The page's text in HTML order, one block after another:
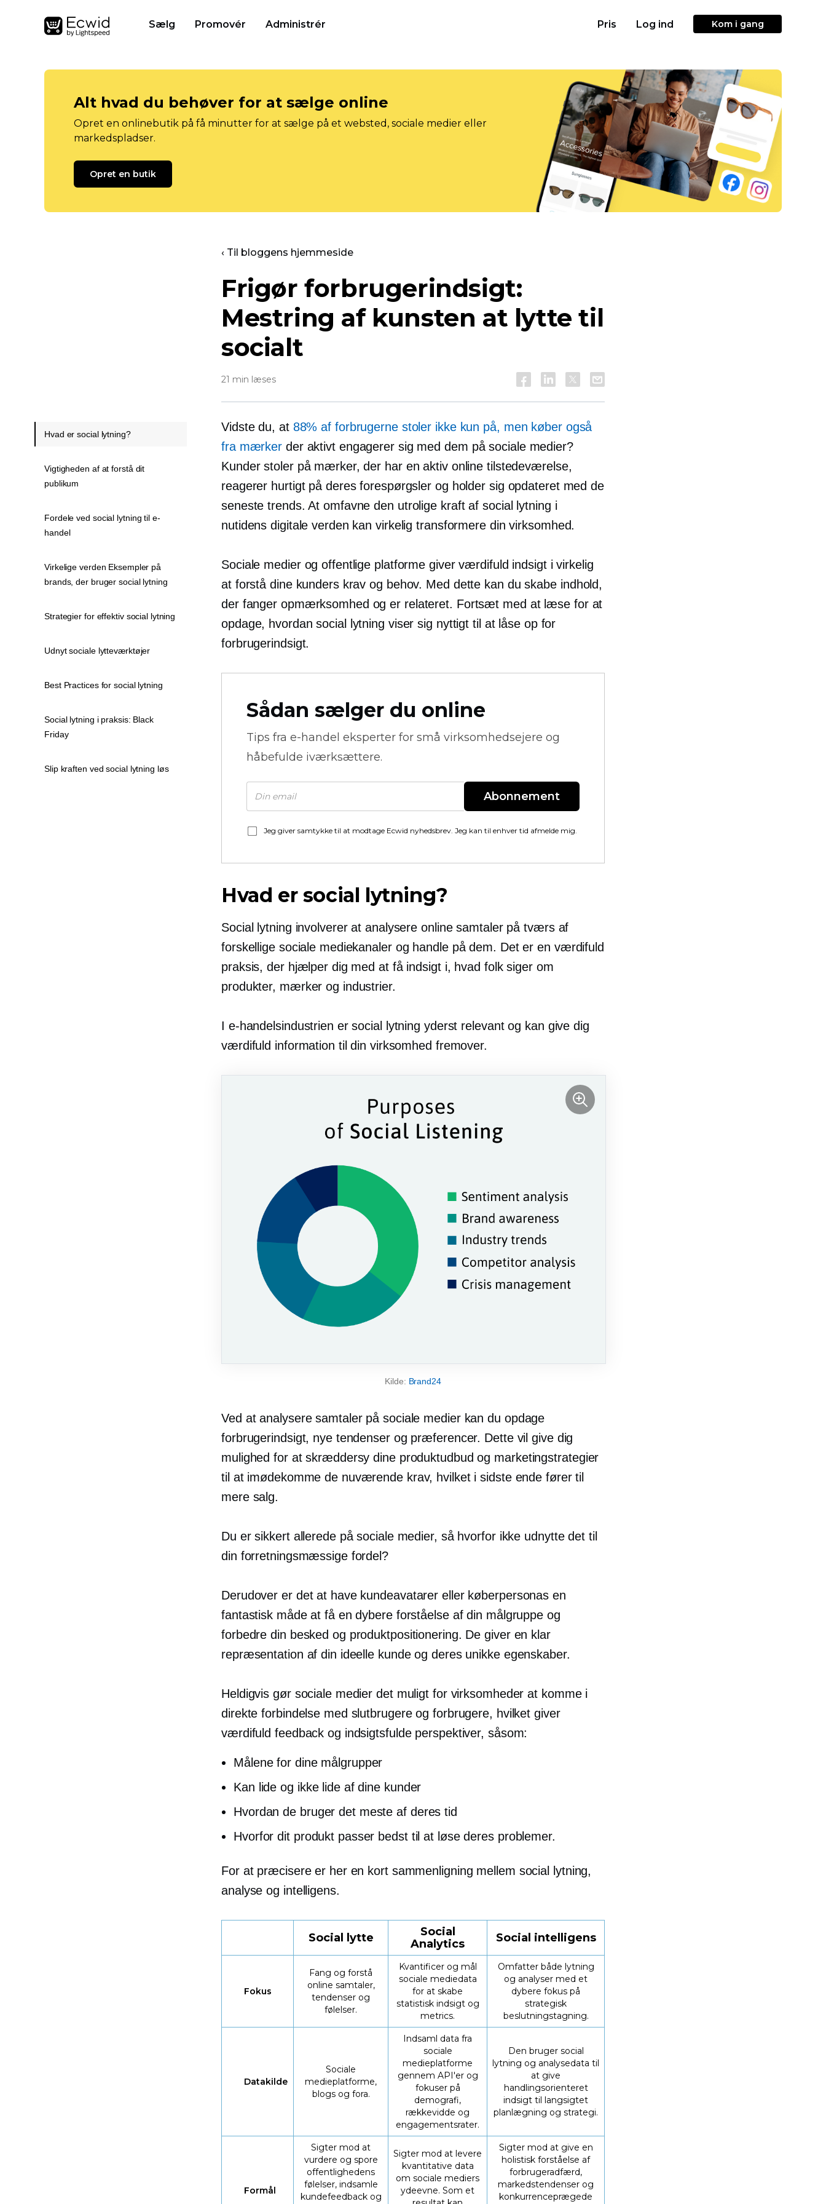
Sælg Promovér Administrér Pris Log ind Kom i gang
Alt hvad du behøver for at sælge online
Opret en onlinebutik på få minutter for at sælge på et websted, sociale medier eller
markedspladser.
Opret en butik
‹ Til bloggens hjemmeside
Frigør forbrugerindsigt:
Mestring af kunsten at lytte til
socialt
21 min læses
Vidste du, at 88% af forbrugerne stoler ikke kun på, men køber også
fra mærker der aktivt engagerer sig med dem på sociale medier?
Kunder stoler på mærker, der har en aktiv online tilstedeværelse,
reagerer hurtigt på deres forespørgsler og holder sig opdateret med de
seneste trends. At omfavne den utrolige kraft af social lytning i
nutidens digitale verden kan virkelig transformere din virksomhed.
Sociale medier og offentlige platforme giver værdifuld indsigt i virkelig
at forstå dine kunders krav og behov. Med dette kan du skabe indhold,
der fanger opmærksomhed og er relateret. Fortsæt med at læse for at
opdage, hvordan social lytning viser sig nyttigt til at låse op for
forbrugerindsigt.
Sådan sælger du online
Tips fra e-handel eksperter for små virksomhedsejere og
håbefulde iværksættere.
Abonnement
Jeg giver samtykke til at modtage Ecwid nyhedsbrev. Jeg kan til enhver tid afmelde mig.
Hvad er social lytning?
Social lytning involverer at analysere online samtaler på tværs af
forskellige sociale mediekanaler og handle på dem. Det er en værdifuld
praksis, der hjælper dig med at få indsigt i, hvad folk siger om
produkter, mærker og industrier.
I e-handelsindustrien er social lytning yderst relevant og kan give dig
værdifuld information til din virksomhed fremover.
Kilde: Brand24
Ved at analysere samtaler på sociale medier kan du opdage
forbrugerindsigt, nye tendenser og præferencer. Dette vil give dig
mulighed for at skræddersy dine produktudbud og marketingstrategier
til at imødekomme de nuværende krav, hvilket i sidste ende fører til
mere salg.
Du er sikkert allerede på sociale medier, så hvorfor ikke udnytte det til
din forretningsmæssige fordel?
Derudover er det at have kundeavatarer eller køberpersonas en
fantastisk måde at få en dybere forståelse af din målgruppe og
forbedre din besked og produktpositionering. De giver en klar
repræsentation af din ideelle kunde og deres unikke egenskaber.
Heldigvis gør sociale medier det muligt for virksomheder at komme i
direkte forbindelse med slutbrugere og forbrugere, hvilket giver
værdifuld feedback og indsigtsfulde perspektiver, såsom:
Målene for dine målgrupper
Kan lide og ikke lide af dine kunder
Hvordan de bruger det meste af deres tid
Hvorfor dit produkt passer bedst til at løse deres problemer.
For at præcisere er her en kort sammenligning mellem social lytning,
analyse og intelligens.
Social lytte
Social
Analytics
Social intelligens
Fokus
Fang og forstå
online samtaler,
tendenser og
følelser.
Kvantificer og mål
sociale mediedata
for at skabe
statistisk indsigt og
metrics.
Omfatter både lytning
og analyser med et
dybere fokus på
strategisk
beslutningstagning.
Datakilde
Sociale
medieplatforme,
blogs og fora.
Indsaml data fra
sociale
medieplatforme
gennem API'er og
fokuser på
demografi,
rækkevidde og
engagementsrater.
Den bruger social
lytning og analysedata til
at give
handlingsorienteret
indsigt til langsigtet
planlægning og strategi.
Formål
Sigter mod at
vurdere og spore
offentlighedens
følelser, indsamle
kundefeedback og
Sigter mod at levere
kvantitative data
om sociale mediers
ydeevne. Som et
Sigter mod at give en
holistisk forståelse af
forbrugeradfærd,
markedstendenser og
konkurrenceprægede
Hvad er social lytning?
Vigtigheden af ​​at forstå dit
publikum
Fordele ved social lytning til e-
handel
Virkelige verden Eksempler på
brands, der bruger social lytning
Strategier for effektiv social lytning
Udnyt sociale lytteværktøjer
Best Practices for social lytning
Social lytning i praksis: Black
Friday
Slip kraften ved social lytning løs